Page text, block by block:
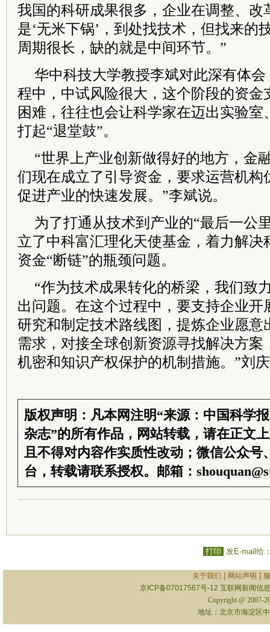
我国的科研成果很多，企业在调整、改
是‘无米下锅’，到处找技术，但找来的
周期很长，缺的就是中间环节。”
华中科技大学教授李斌对此深有体
程中，中试风险很大，这个阶段的资金
困难，往往也会让科学家在迈出实验室
打起“退堂鼓”。
“世界上产业创新做得好的地方，金
们现在成立了引导资金，要求运营机构
促进产业的快速发展。”李斌说。
为了打通从技术到产业的“最后一公
立了中科富汇理化天使基金，着力解决
资金“断链”的瓶颈问题。
“作为技术成果转化的桥梁，我们致
出问题。在这个过程中，要支持企业开
研究和制定技术路线图，提炼企业愿意
需求，对接全球创新资源寻找解决方案
机密和知识产权保护的机制措施。”刘
版权声明：凡本网注明“来源：中国科学
杂志”的所有作品，网站转载，请在正文
且不得对内容作实质性改动；微信公众号
台，转载请联系授权。邮箱：
打印 发E-mail给
关于我们 网站声明
京ICP备07017567号-12 互联网新闻信
Copyright @ 2007-
地址：北京市海淀区